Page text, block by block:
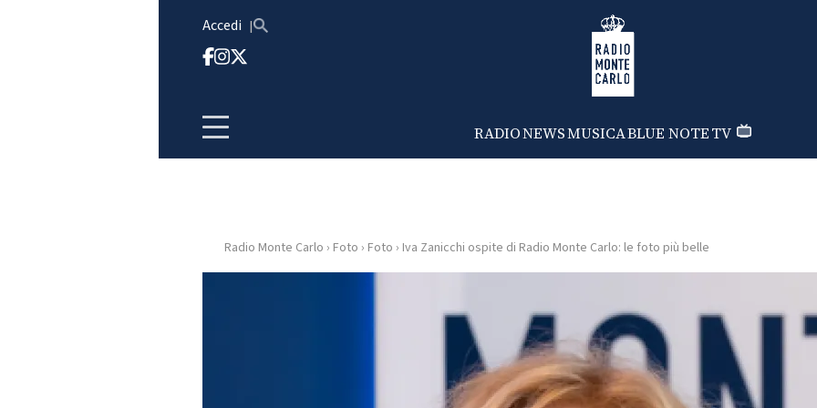
Accedi Radio Monte Carlo
RADIONEWSMUSICABLUE NOTETV
HOMERadio Monte Carlo › Foto › Foto › Iva Zanicchi ospite di Radio Monte Carlo: le foto più belle